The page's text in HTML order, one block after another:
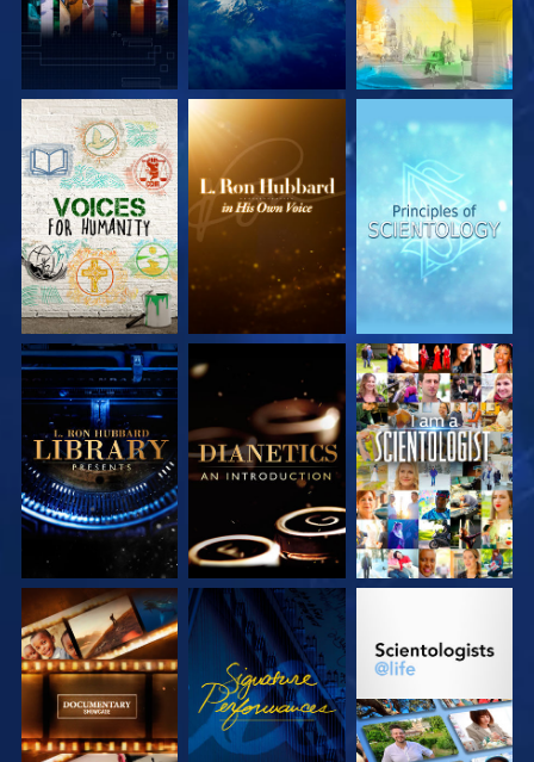
SERIE
ENTDECKEN
SERIE
ENTDECKEN
SERIE
ENTDECKEN
SERIE
ENTDECKEN
ENTDECKEN
ANSEHEN
SERIE
ENTDECKEN
ANSEHEN
SERIE